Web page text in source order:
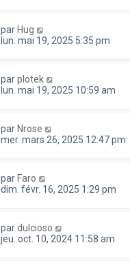
par Hug
lun. mai 19, 2025 5:35 pm
parplotek
lun. mai 19, 2025 10:59 am
par Nrose
mer. mars 26, 2025 12:47 pm
par Faro
dim. févr. 16, 2025 1:29 pm
pardulcioso
jeu. oct. 10, 2024 11:58 am